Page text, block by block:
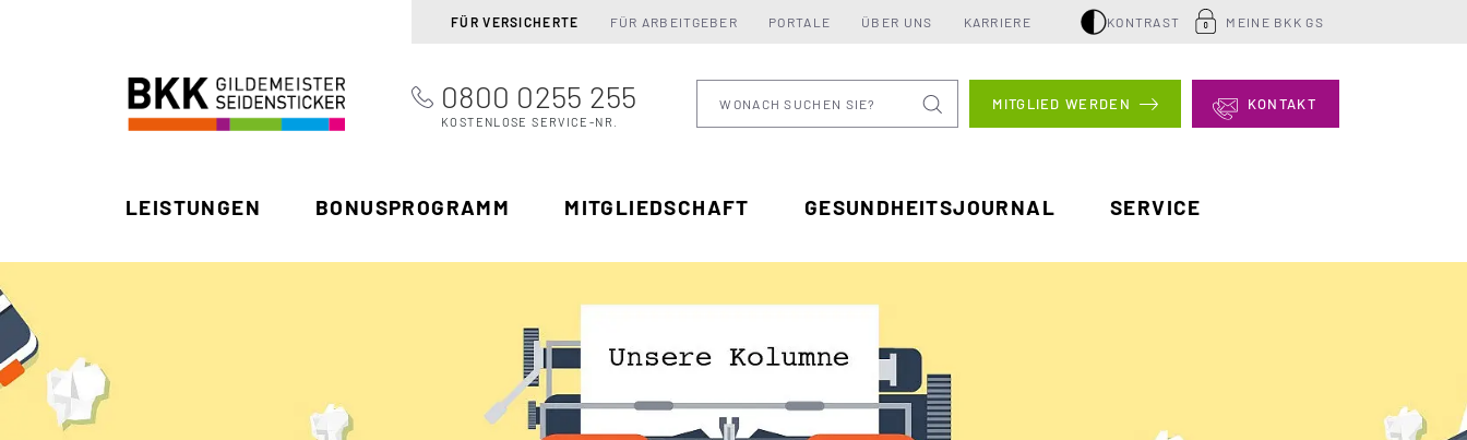
FÜR VERSICHERTE FÜR ARBEITGEBER PORTALE ÜBER UNS KARRIERE KONTRAST MEINE BKK GS
BKK Gildemeister
Seidensticker
0800 0255 255
KOSTENLOSE SERVICE-NR.
Suchen MITGLIED WERDEN KONTAKT
LEISTUNGEN BONUSPROGRAMM MITGLIEDSCHAFT GESUNDHEITSJOURNAL SERVICE